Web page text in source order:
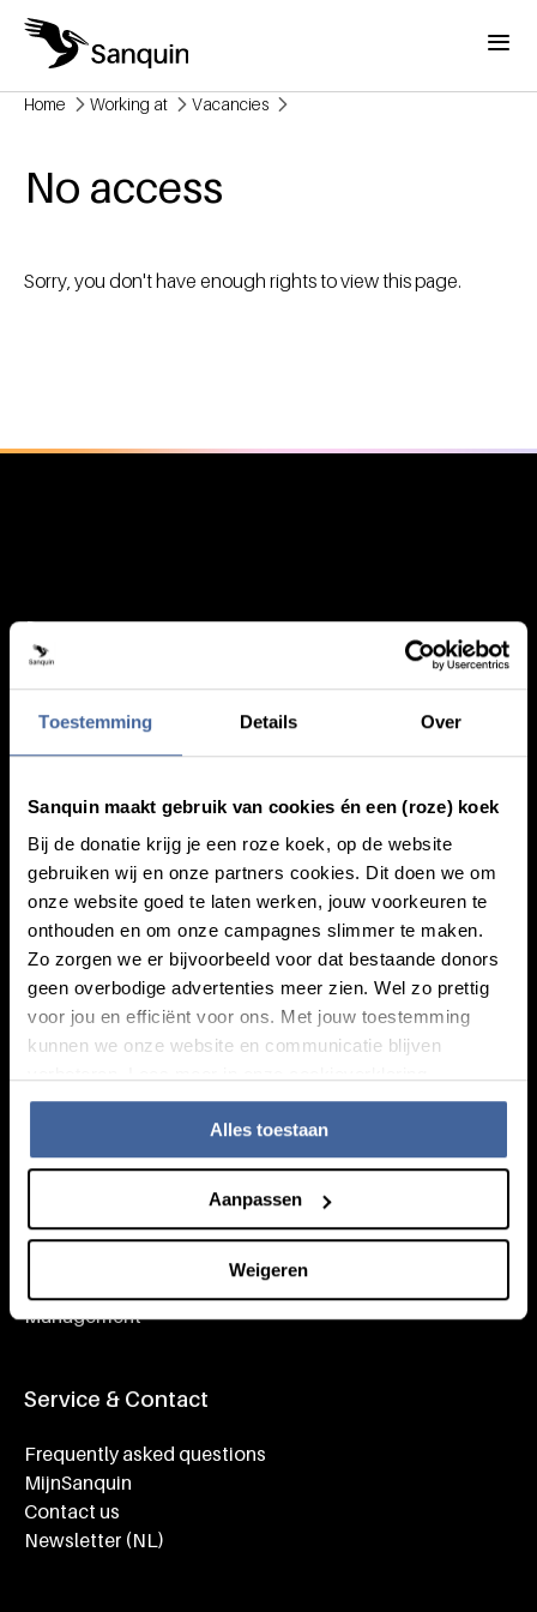
Toestemming Details Over
Sanquin maakt gebruik van cookies én een (roze) koek
Bij de donatie krijg je een roze koek, op de website
gebruiken wij en onze partners cookies. Dit doen we om
onze website goed te laten werken, jouw voorkeuren te
onthouden en om onze campagnes slimmer te maken.
Zo zorgen we er bijvoorbeeld voor dat bestaande donors
geen overbodige advertenties meer zien. Wel zo prettig
voor jou en efficiënt voor ons. Met jouw toestemming
kunnen we onze website en communicatie blijven
Alles toestaan
Aanpassen
Weigeren
Skip to main content
Menu
Home Working at Vacancies
No access
Sorry, you don't have enough rights to view this page.
Knowledge
Giving blood
About blood
About plasma
Our expertise
Our audiences
Research
Management
Service & Contact
Frequently asked questions
MijnSanquin
Contact us
Newsletter (NL)